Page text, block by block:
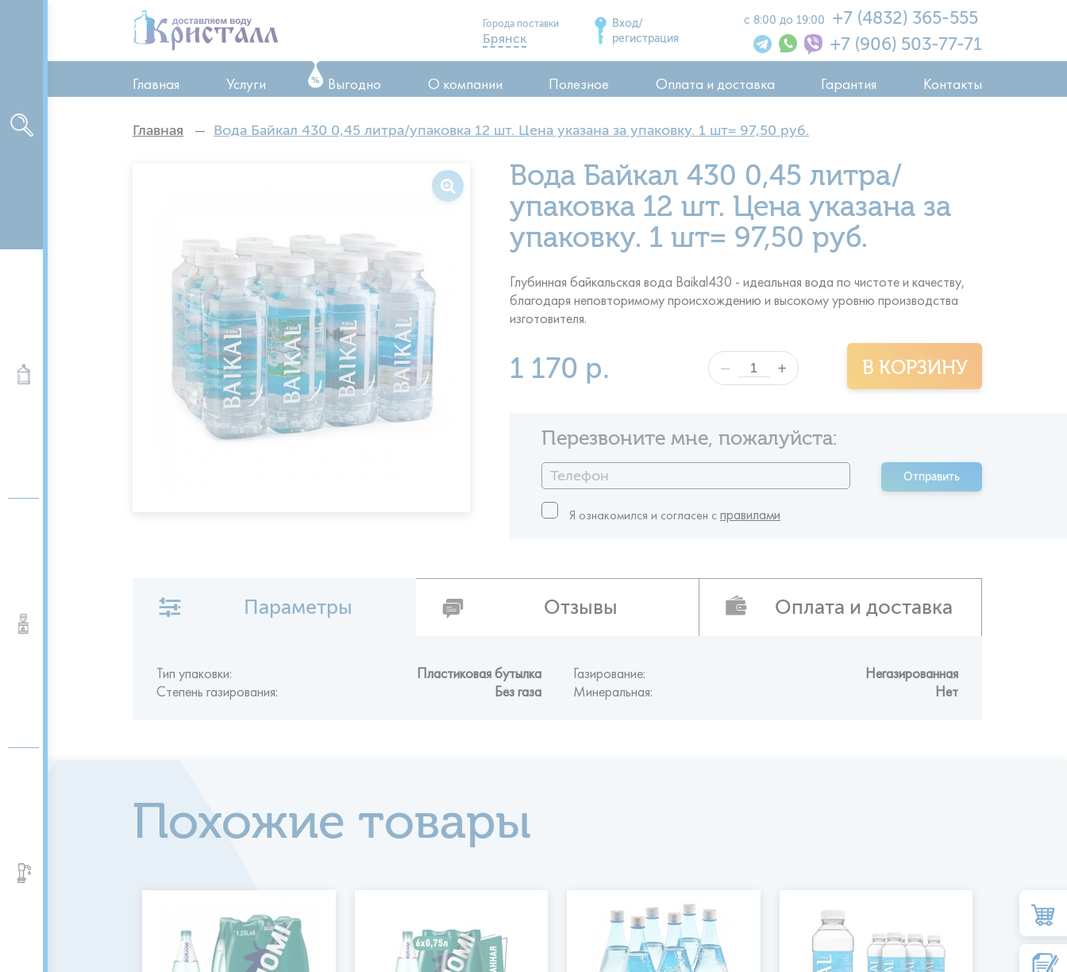
Города поставки
Брянск
Сельцо
Почеп
Вход/
регистрация
с 8:00 до 19:00
+7 (4832) 365-555
+7 (906) 503-77-71
Главная Услуги Выгодно О компании Полезное Оплата и доставка Гарантия Контакты
Главная Вода Байкал 430 0,45 литра/упаковка 12 шт. Цена указана за упаковку. 1 шт= 97,50 руб.
Вода Байкал 430 0,45 литра/
упаковка 12 шт. Цена указана за
упаковку. 1 шт= 97,50 руб.
Глубинная байкальская вода Baikal430 - идеальная вода по чистоте и качеству,
благодаря неповторимому происхождению и высокому уровню производства
1 170 р. В КОРЗИНУ
— +
Перезвоните мне, пожалуйста:
Отправить
Я ознакомился и согласен c
Параметры Отзывы Оплата и доставка
Тип упаковки:
Пластиковая бутылка
Степень газирования:
Без газа
Газирование:
Негазированная
Минеральная:
Нет
Похожие товары